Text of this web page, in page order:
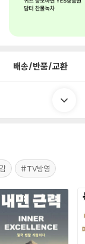
배송/반품/교환
#TV방영